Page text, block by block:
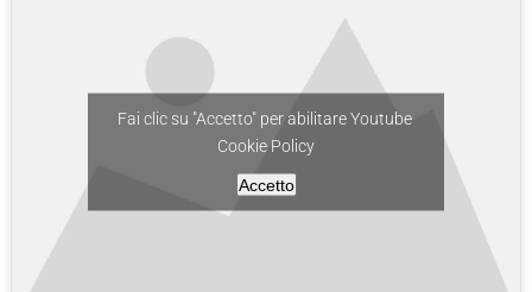
Fai clic su "Accetto" per abilitare Youtube
Cookie Policy
Accetto